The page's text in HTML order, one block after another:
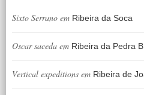
Sixto Serrano em Ribeira da Soca
Oscar saceda em Ribeira da Pedra
Vertical expeditions em Ribeira de